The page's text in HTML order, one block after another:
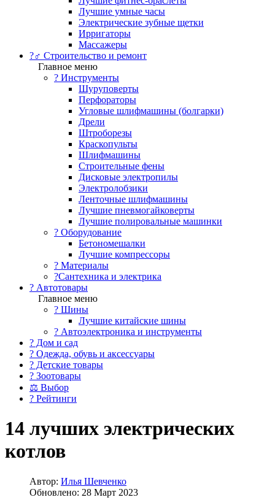
Лучшие умные часы
Электрические зубные щетки
Ирригаторы
Массажеры
?‍♂️ Строительство и ремонт
Главное меню
?️ Инструменты
Шуруповерты
Перфораторы
Угловые шлифмашины (болгарки)
Дрели
Штроборезы
Краскопульты
Шлифмашины
Строительные фены
Дисковые электропилы
Электролобзики
Ленточные шлифмашины
Лучшие пневмогайковерты
Лучшие полировальные машинки
?️ Оборудование
Бетономешалки
Лучшие компрессоры
? Материалы
?Сантехника и электрика
? Автотовары
Главное меню
? Шины
Лучшие китайские шины
? Автоэлектроника и инструменты
? Дом и сад
? Одежда, обувь и аксессуары
? Детские товары
? Зоотовары
⚖ Выбор
? Рейтинги
14 лучших электрических
котлов
Автор: Илья Шевченко
Обновлено: 28 Март 2023